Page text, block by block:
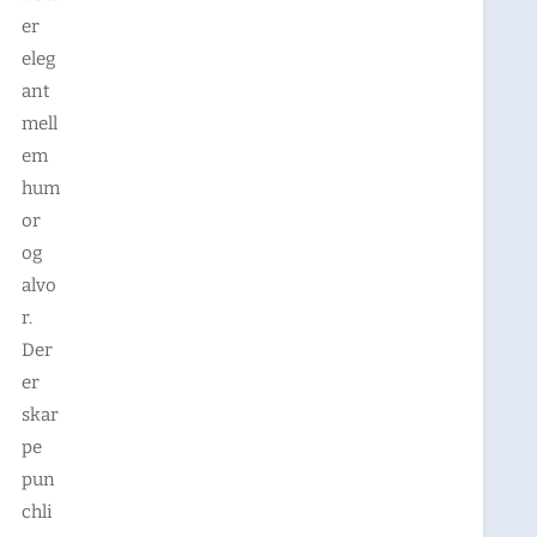
er
eleg
ant
mell
em
hum
or
og
alvo
r.
Der
er
skar
pe
pun
chli